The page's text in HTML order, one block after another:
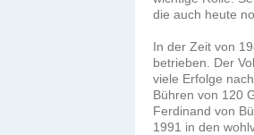
die auch heute
In der Zeit von
betrieben. Der
viele Erfolge
Bühren von 120
Ferdinand von
1991 in den